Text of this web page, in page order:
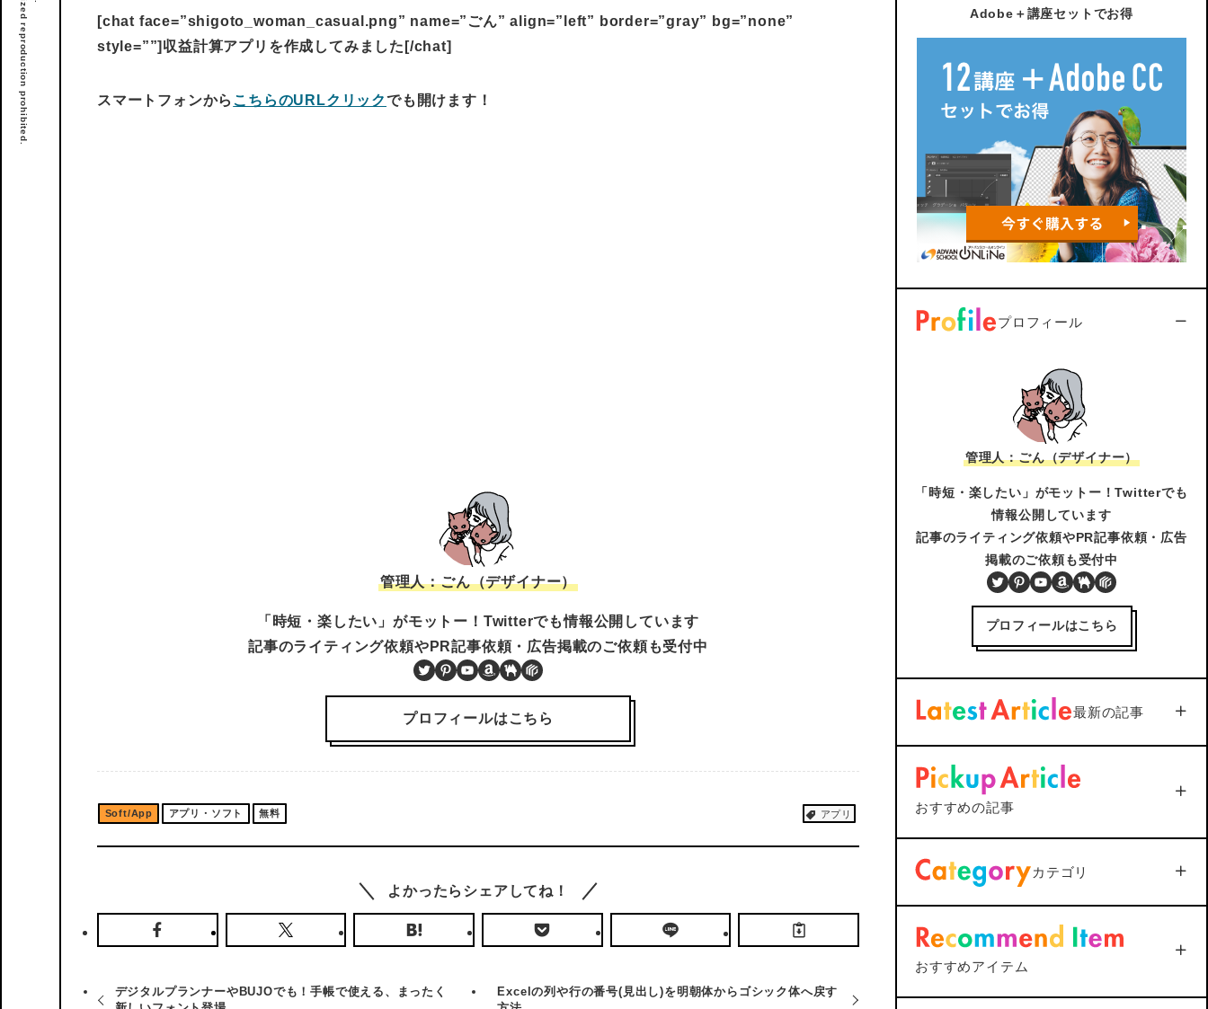
[chat face=”shigoto_woman_casual.png” name=”ごん” align=”left” border=”gray” bg=”none”
style=””]収益計算アプリを作成してみました[/chat]
スマートフォンから こちらのURLクリックでも開けます！
管理人：ごん（デザイナー）
「時短・楽したい」がモットー！Twitterでも情報公開しています
記事のライティング依頼やPR記事依頼・広告掲載のご依頼も受付中
Twitter
Pinterest
YouTube
Amazon
BOOTH
PIXTA
プロフィールはこちら
Soft/App アプリ・ソフト 無料 アプリ
よかったらシェアしてね！
デジタルプランナーやBUJOでも！手帳で使える、まったく
Excelの列や行の番号(見出し)を明朝体からゴシック体へ戻す
Adobe＋講座セットでお得
プロフィール
管理人：ごん（デザイナー）
「時短・楽したい」がモットー！Twitterでも
情報公開しています
記事のライティング依頼やPR記事依頼・広告
掲載のご依頼も受付中
Twitter
Pinterest
YouTube
Amazon
BOOTH
PIXTA
プロフィールはこちら
最新の記事
【iOS18対応】iPhone通話
録音を標準機能で活用｜設
定から保存まで1つで解説
＜Outlook＞Thunderbird
ファイルが.datになってしま
2025年12月25日
<AutoCAD>マルチ引出線の
下線が最終行で二重になる
2025年12月25日
おすすめの記事
＜無限ループ解決方法＞iPhoneでマ
PC/Gadget
カテゴリ
おすすめアイテム
Apple Touch ID搭載Magic